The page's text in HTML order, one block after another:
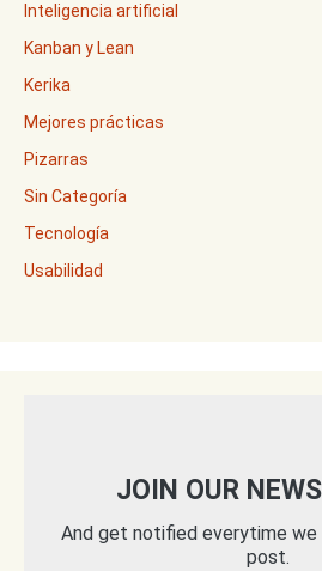
Inteligencia artificial
Kanban y Lean
Kerika
Mejores prácticas
Pizarras
Sin Categoría
Tecnología
Usabilidad
JOIN OUR
And get notified everytime we
post.